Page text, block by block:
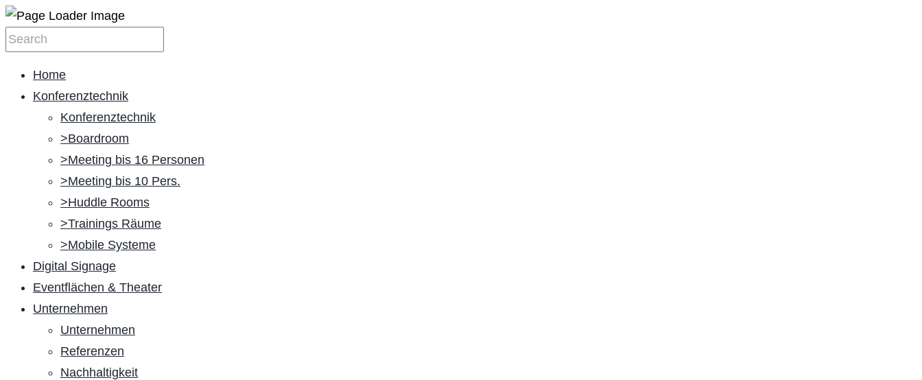
Home
Konferenztechnik
Konferenztechnik
>Boardroom
>Meeting bis 16 Personen
>Meeting bis 10 Pers.
>Huddle Rooms
>Trainings Räume
>Mobile Systeme
Digital Signage
Eventflächen & Theater
Unternehmen
Unternehmen
Referenzen
Nachhaltigkeit